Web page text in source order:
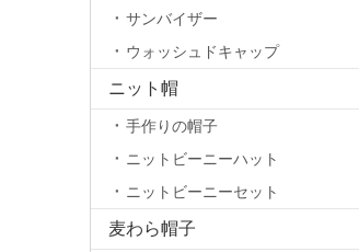
サンバイザー
ウォッシュドキャップ
ニット帽
手作りの帽子
ニットビーニーハット
ニットビーニーセット
麦わら帽子